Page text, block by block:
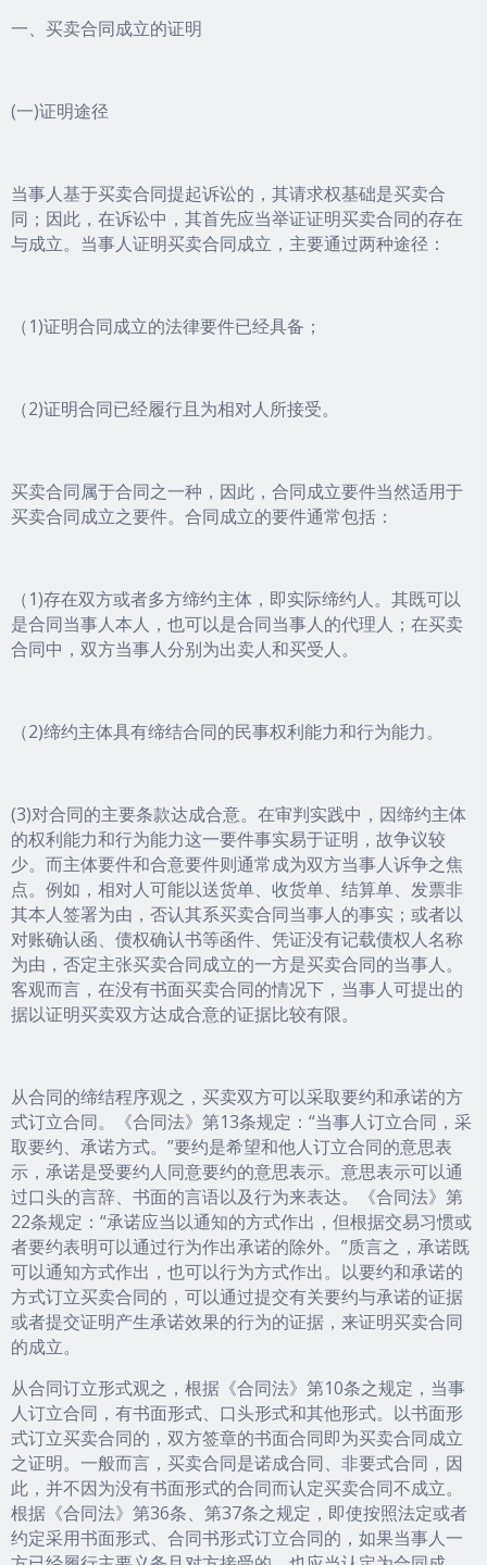
一、买卖合同成立的证明
(一)证明途径
当事人基于买卖合同提起诉讼的，其请求权基础是买卖合
同；因此，在诉讼中，其首先应当举证证明买卖合同的存在
与成立。当事人证明买卖合同成立，主要通过两种途径：
（1)证明合同成立的法律要件已经具备；
（2)证明合同已经履行且为相对人所接受。
买卖合同属于合同之一种，因此，合同成立要件当然适用于
买卖合同成立之要件。合同成立的要件通常包括：
（1)存在双方或者多方缔约主体，即实际缔约人。其既可以
是合同当事人本人，也可以是合同当事人的代理人；在买卖
合同中，双方当事人分别为出卖人和买受人。
（2)缔约主体具有缔结合同的民事权利能力和行为能力。
(3)对合同的主要条款达成合意。在审判实践中，因缔约主体
的权利能力和行为能力这一要件事实易于证明，故争议较
少。而主体要件和合意要件则通常成为双方当事人诉争之焦
点。例如，相对人可能以送货单、收货单、结算单、发票非
其本人签署为由，否认其系买卖合同当事人的事实；或者以
对账确认函、债权确认书等函件、凭证没有记载债权人名称
为由，否定主张买卖合同成立的一方是买卖合同的当事人。
客观而言，在没有书面买卖合同的情况下，当事人可提出的
据以证明买卖双方达成合意的证据比较有限。
从合同的缔结程序观之，买卖双方可以采取要约和承诺的方
式订立合同。《合同法》第13条规定：“当事人订立合同，采
取要约、承诺方式。”要约是希望和他人订立合同的意思表
示，承诺是受要约人同意要约的意思表示。意思表示可以通
过口头的言辞、书面的言语以及行为来表达。《合同法》第
22条规定：“承诺应当以通知的方式作出，但根据交易习惯或
者要约表明可以通过行为作出承诺的除外。”质言之，承诺既
可以通知方式作出，也可以行为方式作出。以要约和承诺的
方式订立买卖合同的，可以通过提交有关要约与承诺的证据
或者提交证明产生承诺效果的行为的证据，来证明买卖合同
的成立。
从合同订立形式观之，根据《合同法》第10条之规定，当事
人订立合同，有书面形式、口头形式和其他形式。以书面形
式订立买卖合同的，双方签章的书面合同即为买卖合同成立
之证明。一般而言，买卖合同是诺成合同、非要式合同，因
此，并不因为没有书面形式的合同而认定买卖合同不成立。
根据《合同法》第36条、第37条之规定，即使按照法定或者
约定采用书面形式、合同书形式订立合同的，如果当事人一